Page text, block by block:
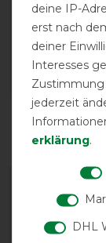
deine IP-
erst nach
deiner
Interesses
Zustimmung
jederzeit
erklärung.
DHL